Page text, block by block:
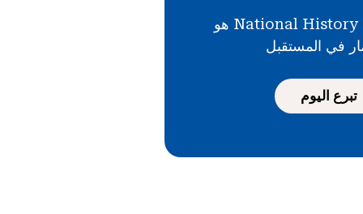
دعمك لـ National History Day هو
في المستقبل
تبرع اليوم